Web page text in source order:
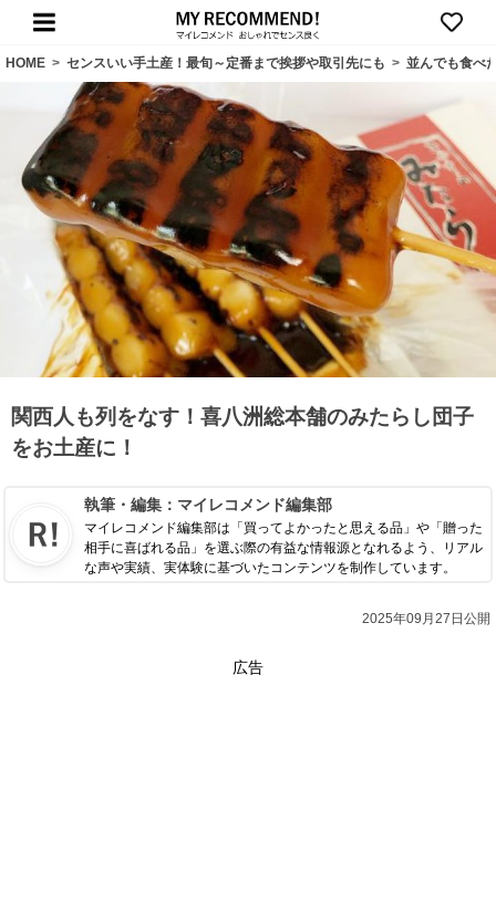
HOME > センスいい手土産！最旬～定番まで挨拶や取引先にも > 並んでも食べ
関西人も列をなす！喜八洲総本舗のみたらし団子
をお土産に！
執筆・編集： マイレコメンド編集部
マイレコメンド編集部は「買ってよかったと思える品」や「贈った
相手に喜ばれる品」を選ぶ際の有益な情報源となれるよう、リアル
な声や実績、実体験に基づいたコンテンツを制作しています。
2025年09月27日公開
広告